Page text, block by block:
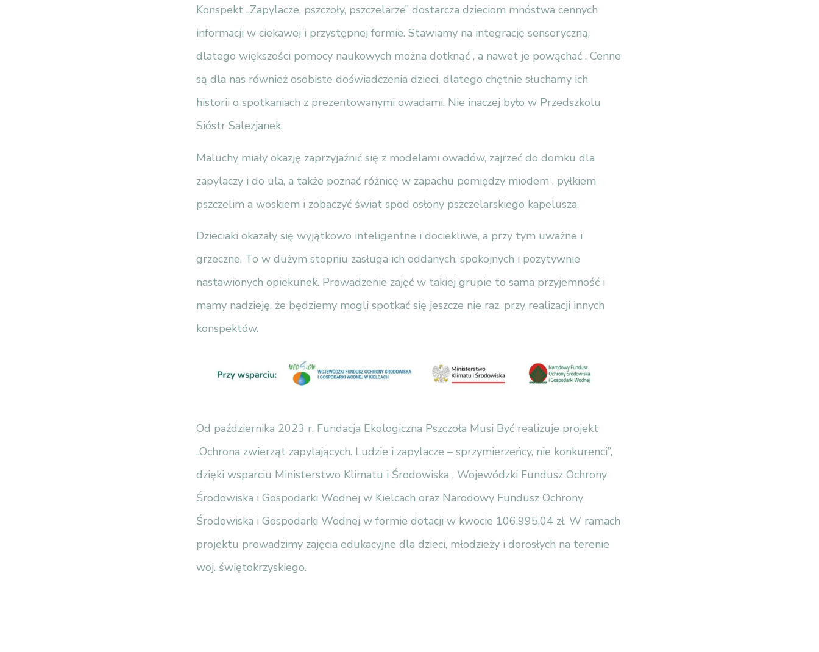
Konspekt „Zapylacze, pszczoły, pszczelarze” dostarcza dzieciom mnóstwa cennych
informacji w ciekawej i przystępnej formie. Stawiamy na integrację sensoryczną,
dlatego większości pomocy naukowych można dotknąć , a nawet je powąchać . Cenne
są dla nas również osobiste doświadczenia dzieci, dlatego chętnie słuchamy ich
historii o spotkaniach z prezentowanymi owadami. Nie inaczej było w Przedszkolu
Sióstr Salezjanek.
Maluchy miały okazję zaprzyjaźnić się z modelami owadów, zajrzeć do domku dla
zapylaczy i do ula, a także poznać różnicę w zapachu pomiędzy miodem , pyłkiem
pszczelim a woskiem i zobaczyć świat spod osłony pszczelarskiego kapelusza.
Dzieciaki okazały się wyjątkowo inteligentne i dociekliwe, a przy tym uważne i
grzeczne. To w dużym stopniu zasługa ich oddanych, spokojnych i pozytywnie
nastawionych opiekunek. Prowadzenie zajęć w takiej grupie to sama przyjemność i
mamy nadzieję, że będziemy mogli spotkać się jeszcze nie raz, przy realizacji innych
konspektów.
Od października 2023 r. Fundacja Ekologiczna Pszczoła Musi Być realizuje projekt
„Ochrona zwierząt zapylających. Ludzie i zapylacze – sprzymierzeńcy, nie konkurenci”,
dzięki wsparciu Ministerstwo Klimatu i Środowiska , Wojewódzki Fundusz Ochrony
Środowiska i Gospodarki Wodnej w Kielcach oraz Narodowy Fundusz Ochrony
Środowiska i Gospodarki Wodnej w formie dotacji w kwocie 106.995,04 zł. W ramach
projektu prowadzimy zajęcia edukacyjne dla dzieci, młodzieży i dorosłych na terenie
woj. świętokrzyskiego.